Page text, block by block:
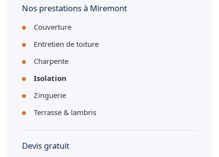
Nos prestations à Miremont
Couverture
Entretien de toiture
Charpente
Isolation
Zinguerie
Terrasse & lambris
Devis gratuit